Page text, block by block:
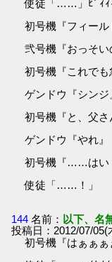
使徒「……」ﾋﾞｨｨ
初号機『フィー
弐号機『おっそい
初号機『これでも
ゲンドウ『シンジ
初号機『と、父
ゲンドウ『やれ』
初号機『……はい
使徒「……！」
144 名前： 以下、名
投稿日：2012/07/
初号機『はぁぁ